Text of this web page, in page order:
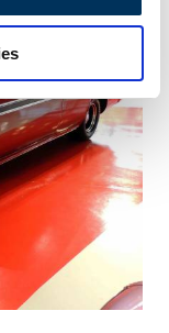
zu Ihrer
Partner für
weiter. Unsere
mit
bereitgestellt
der Dienste